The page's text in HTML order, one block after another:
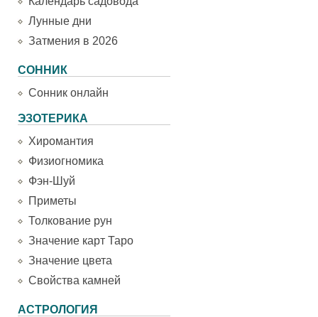
Лунные дни
Затмения в 2026
СОННИК
Сонник онлайн
ЭЗОТЕРИКА
Хиромантия
Физиогномика
Фэн-Шуй
Приметы
Толкование рун
Значение карт Таро
Значение цвета
Свойства камней
АСТРОЛОГИЯ